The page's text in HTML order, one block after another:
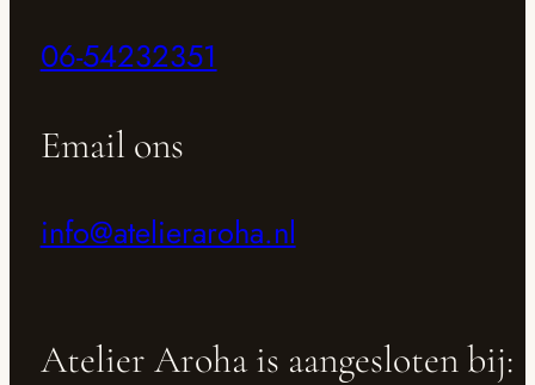
06-54232351
Email ons
info@atelieraroha.nl
Atelier Aroha is aangesloten bij: